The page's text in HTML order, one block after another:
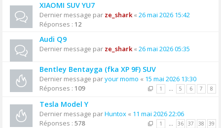
XIAOMI SUV YU7
Dernier message par ze_shark« 26 mai 2026 15:42
Réponses : 12
Audi Q9
Dernier message par ze_shark« 26 mai 2026 05:35
Bentley Bentayga (fka XP 9F) SUV
Dernier message paryour momo « 15 mai 2026 13:30
Réponses : 109 1 … 5 6 7 8
Tesla Model Y
Dernier message parHuntox « 11 mai 2026 22:06
Réponses : 578 1 … 36 37 38 39